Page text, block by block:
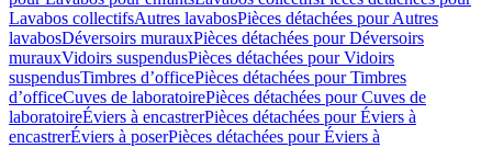
Lavabos collectifsAutres lavabosPièces détachées pour Autres
lavabosDéversoirs murauxPièces détachées pour Déversoirs
murauxVidoirs suspendusPièces détachées pour Vidoirs
suspendusTimbres dʼofficePièces détachées pour Timbres
dʼofficeCuves de laboratoirePièces détachées pour Cuves de
laboratoireÉviers à encastrerPièces détachées pour Éviers à
encastrerÉviers à poserPièces détachées pour Éviers à